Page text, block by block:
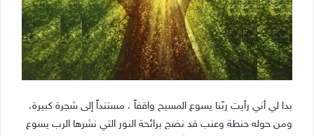
بدا لي أني رأيت ربّنا يسوع المسيح واقفاً ، مستنداً إلى شجرة كبيرة،
ومن حوله حنطة وعنب قد نضج برائحة النور التي نشرها الرب يسوع